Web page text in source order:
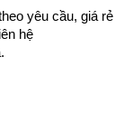
yêu cầu, giá rẻ
hệ